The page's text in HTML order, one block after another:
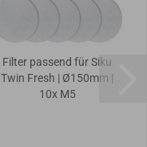
Filter passend für Siku
Twin Fresh | Ø150mm |
10x M5